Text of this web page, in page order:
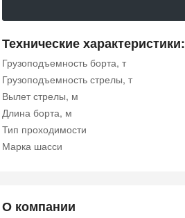
Технические характеристики:
Грузоподъемность борта, т
Грузоподъемность стрелы, т
Вылет стрелы, м
Длина борта, м
Тип проходимости
Марка шасси
О компании